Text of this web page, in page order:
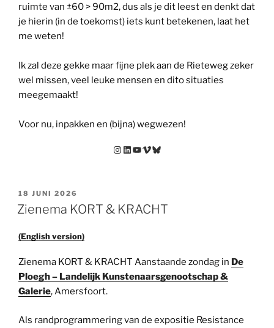
ruimte van ±60 > 90m2, dus als je dit leest en denkt dat
je hierin (in de toekomst) iets kunt betekenen, laat het
me weten!
Ik zal deze gekke maar fijne plek aan de Rieteweg zeker
wel missen, veel leuke mensen en dito situaties
meegemaakt!
Voor nu, inpakken en (bijna) wegwezen!
Instagram
LinkedIn
YouTube
Vimeo
Bluesky
GEPLAATST
OP
18 JUNI 2026
Zienema KORT & KRACHT
(English version)
Zienema KORT & KRACHT Aanstaande zondag in De
Ploegh – Landelijk Kunstenaarsgenootschap &
Galerie, Amersfoort.
Als randprogrammering van de expositie Resistance